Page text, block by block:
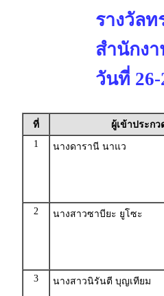
รางวัล
สำนักง
วันที่
ที่
ผู้เข้าประกว
1
นางดารานี นาแว
2 นางสาวซาบียะ ยูโซะ
3 นางสาวนิรันตี บุญเทียม